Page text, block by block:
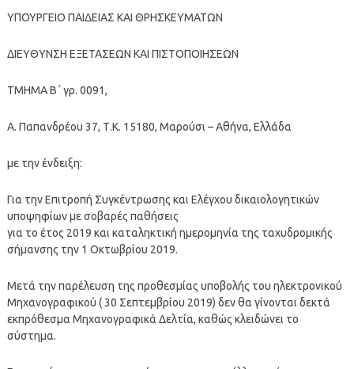
ΥΠΟΥΡΓΕΙΟ ΠΑΙΔΕΙΑΣ ΚΑΙ ΘΡΗΣΚΕΥΜΑΤΩΝ
ΔΙΕΥΘΥΝΣΗ ΕΞΕΤΑΣΕΩΝ ΚΑΙ ΠΙΣΤΟΠΟΙΗΣΕΩΝ
ΤΜΗΜΑ Β΄ γρ. 0091,
Α. Παπανδρέου 37, Τ.Κ. 15180, Μαρούσι – Αθήνα, Ελλάδα
με την ένδειξη:
Για την Επιτροπή Συγκέντρωσης και Ελέγχου δικαιολογητικών
υποψηφίων με σοβαρές παθήσεις
για το έτος 2019 και καταληκτική ημερομηνία της ταχυδρομικής
σήμανσης την 1 Οκτωβρίου 2019.
Μετά την παρέλευση της προθεσμίας υποβολής του ηλεκτρονικού
Μηχανογραφικού ( 30 Σεπτεμβρίου 2019) δεν θα γίνονται δεκτά
εκπρόθεσμα Μηχανογραφικά Δελτία, καθώς κλειδώνει το
σύστημα.